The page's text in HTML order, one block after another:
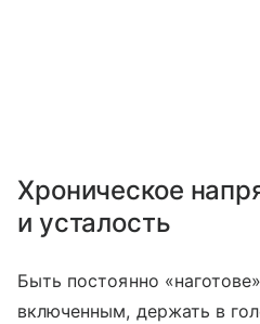
Хроническое
и усталость
Быть постоянно
включенным, держать в